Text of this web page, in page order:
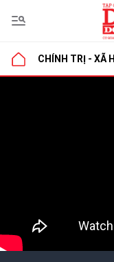
CHÍNH TRỊ - XÃ